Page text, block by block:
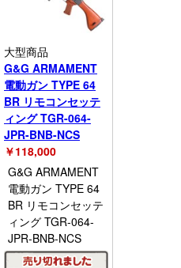
大型商品
G&G ARMAMENT
電動ガン TYPE 64
BR リモコンセッテ
ィング TGR-064-
JPR-BNB-NCS
￥118,000
G&G ARMAMENT
電動ガン TYPE 64
BR リモコンセッテ
ィング TGR-064-
JPR-BNB-NCS